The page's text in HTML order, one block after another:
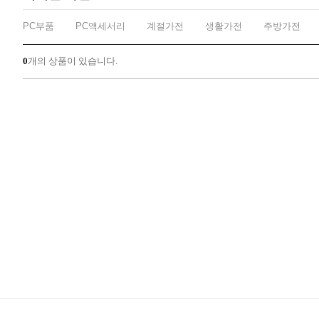
PC부품 PC액세서리 계절가전 생활가전 주방가전
0개의 상품이 있습니다.